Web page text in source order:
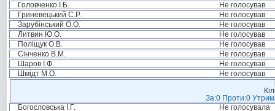
Головченко І.Б.
Не голосував
Гриневецький С.Р.
Не голосував
Зарубінський О.О.
Не голосував
Литвин Ю.О.
Не голосував
Поліщук О.В.
Не голосував
Сінченко В.М.
Не голосував
Шаров І.Ф.
Не голосував
Шмідт М.О.
Не голосував
За:0 Проти:0
Богословська І.Г.
Не голосувала